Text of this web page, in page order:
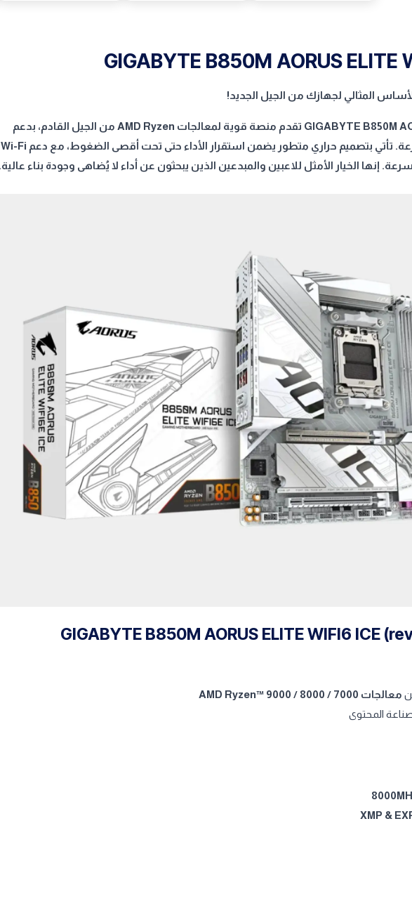
GIGABYTE B850M AORUS ELITE
المثالي لجهازك من الجيل الجديد!
الماذربورد GIGABYTE B850M AORUS ELITE WIFI6 ICE تقدم منصة قوية لمعالجات AMD Ryzen من الجيل القادم، بدعم
PCIe 5.0 وذاكرة DDR5 فائقة السرعة. تأتي بتصميم حراري متطور يضمن استقرار الأداء حتى تحت أقصى الضغوط، مع دعم Wi-Fi
معالجات AMD Ryzen™ 9000 / 8000 / 7000
المحتوى
XMP &